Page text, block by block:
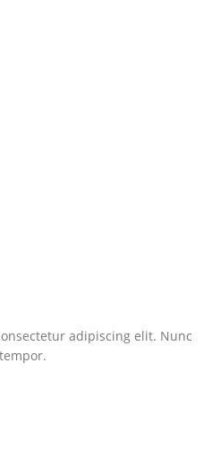
adipiscing elit. Nunc